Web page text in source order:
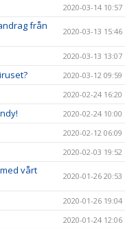
2020-03-14 10:57
från
2020-03-13 15:46
2020-03-13 13:07
2020-03-12 09:59
2020-02-24 16:20
2020-02-24 10:00
2020-02-12 06:09
2020-02-03 19:52
vårt
2020-01-26 20:53
2020-01-26 19:04
2020-01-24 12:06